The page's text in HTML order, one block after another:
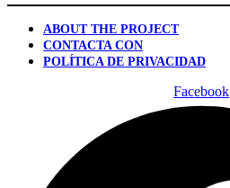
ABOUT THE PROJECT
CONTACTA CON
POLÍTICA DE PRIVACIDAD
Facebook